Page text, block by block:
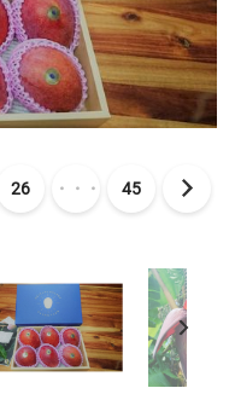
26 ・・・ 45